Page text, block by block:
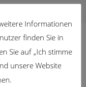
Informationen
finden Sie in
Sie auf „Ich stimme
unsere Website